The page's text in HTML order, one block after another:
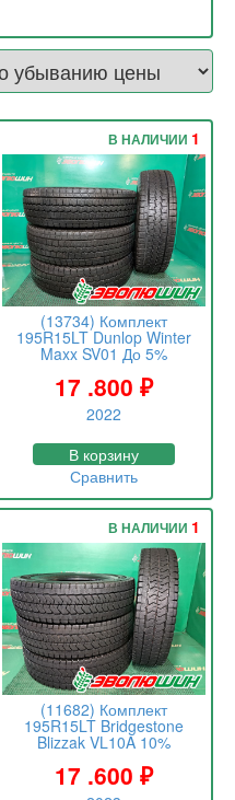
(13734) Комплект
195R15LT Dunlop Winter
Maxx SV01 До 5%
17 .800₽
2022
В НАЛИЧИИ 1
В корзину
Сравнить
(11682) Комплект
195R15LT Bridgestone
Blizzak VL10A 10%
17 .600₽
В НАЛИЧИИ 1